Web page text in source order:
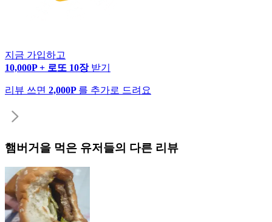
지금 가입하고
10,000P + 로또 10장 받기
리뷰 쓰면 2,000P 를 추가로 드려요
햄버거 을 먹은 유저들의 다른 리뷰